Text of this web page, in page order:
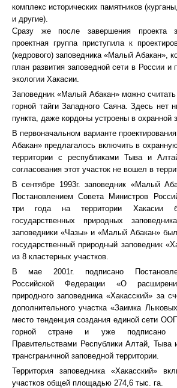
комплекс исторических памятников
и другие).
Сразу же после завершения проекта
проектная группа приступила к
(кедрового) заповедника «Малый Абакан»,
план развития заповедной сети в России и
экологии Хакасии.
Заповедник «Малый Абакан» можно
горной тайги Западного Саяна. Здесь нет
пункта, даже кордоны устроены в охранной
В первоначальном варианте
Абакан» предлагалось включить в
территории с республиками Тыва и
согласования этот участок не вошел в
В сентябре 1993г. заповедник «Малый
Постановлением Совета Министров
три года на территории Хакасии
государственных природных
заповедники «Чазы» и «Малый Абакан»
государственный природный заповедник
из 8 кластерных участков.
В мае 2001г. подписано
Российской Федерации «О
природного заповедника «Хакасский» за
дополнительного участка «Заимка
место тенденция создания единой сети
горной стране и уже подписано
Правительствами Республики Алтай, Тыва
трансграничной заповедной территории.
Территория заповедника «Хакасский»
участков общей площадью 274,6 тыс. га.